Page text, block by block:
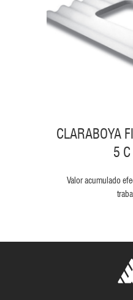
CLARABOYA
5
Valor acumulado